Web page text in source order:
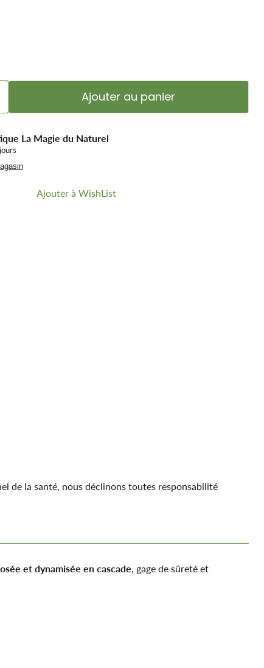
Ajouter au panier
La Magie du Naturel
Ajouter à WishList
de la santé, nous déclinons toutes responsabilité
et dynamisée en cascade, gage de sûreté et